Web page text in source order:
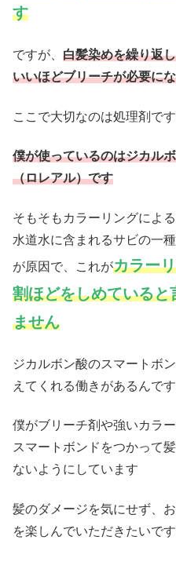
す
ですが、 白髪染めを繰り返
いいほどブリーチが必要に
ここで大切なのは処理剤です
僕が使っているのはジカル
（ロレアル）です
そもそもカラーリングによ
水道水に含まれるサビの一
が原因で、これがカラー
割ほどをしめている
ません
ジカルボン酸のスマートボ
えてくれる働きがあるんです
僕がブリーチ剤や強いカラ
スマートボンドをつかって
ないようにしています
髪のダメージを気にせず、
を楽しんでいただきたいです